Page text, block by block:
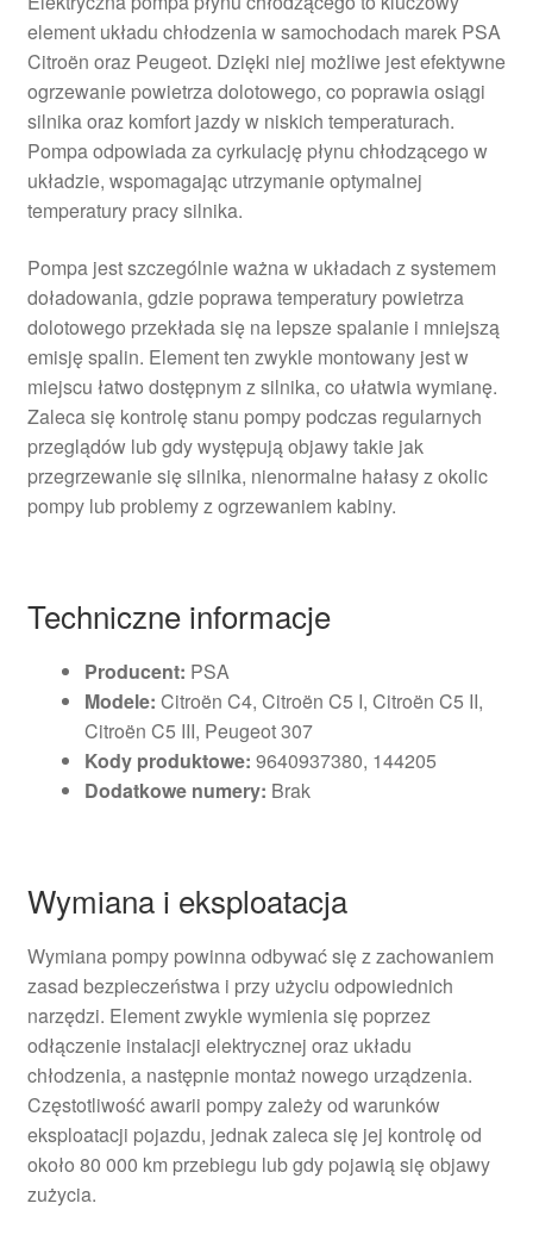
element układu chłodzenia w samochodach marek PSA
Citroën oraz Peugeot. Dzięki niej możliwe jest efektywne
ogrzewanie powietrza dolotowego, co poprawia osiągi
silnika oraz komfort jazdy w niskich temperaturach.
Pompa odpowiada za cyrkulację płynu chłodzącego w
układzie, wspomagając utrzymanie optymalnej
temperatury pracy silnika.
Pompa jest szczególnie ważna w układach z systemem
doładowania, gdzie poprawa temperatury powietrza
dolotowego przekłada się na lepsze spalanie i mniejszą
emisję spalin. Element ten zwykle montowany jest w
miejscu łatwo dostępnym z silnika, co ułatwia wymianę.
Zaleca się kontrolę stanu pompy podczas regularnych
przeglądów lub gdy występują objawy takie jak
przegrzewanie się silnika, nienormalne hałasy z okolic
pompy lub problemy z ogrzewaniem kabiny.
Techniczne informacje
Producent: PSA
Modele: Citroën C4, Citroën C5 I, Citroën C5 II,
Citroën C5 III, Peugeot 307
Kody produktowe: 9640937380, 144205
Dodatkowe numery: Brak
Wymiana i eksploatacja
Wymiana pompy powinna odbywać się z zachowaniem
zasad bezpieczeństwa i przy użyciu odpowiednich
narzędzi. Element zwykle wymienia się poprzez
odłączenie instalacji elektrycznej oraz układu
chłodzenia, a następnie montaż nowego urządzenia.
Częstotliwość awarii pompy zależy od warunków
eksploatacji pojazdu, jednak zaleca się jej kontrolę od
około 80 000 km przebiegu lub gdy pojawią się objawy
zużycia.